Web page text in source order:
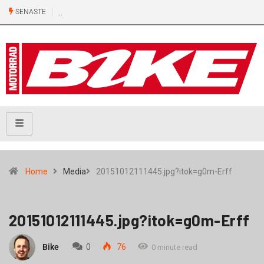
SENASTE
Home Media 20151012111445.jpg?itok=g0m-Erff
20151012111445.jpg?itok=g0m-Erff
Bike 0 76 0 minute read